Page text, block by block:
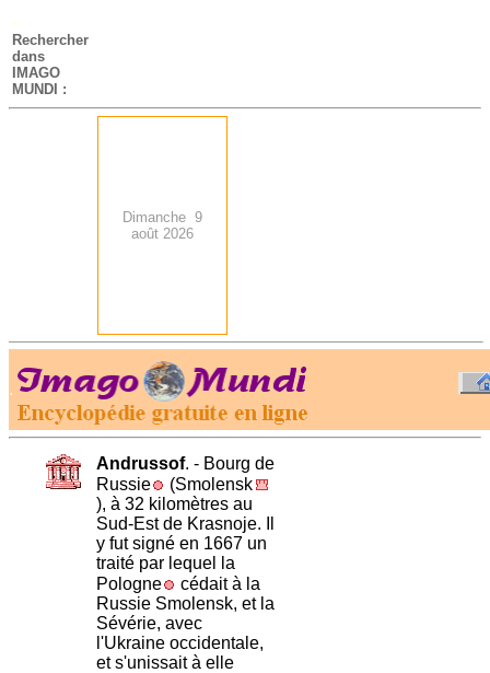
-
Rechercher
dans
IMAGO
MUNDI :
Dimanche 9
août 2026
.
Andrussof. - Bourg de
Russie
(Smolensk
), à 32 kilomètres au
Sud-Est de Krasnoje. Il
y fut signé en 1667 un
traité par lequel la
Pologne
cédait à la
Russie Smolensk, et la
Sévérie, avec
l'Ukraine occidentale,
et s'unissait à elle